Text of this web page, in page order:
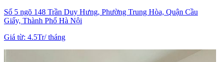
Số 5 ngõ 148 Trần Duy Hưng, Phường Trung Hòa, Quận Cầu
Giấy, Thành Phố Hà Nội
Giá từ: 4.5Tr/tháng